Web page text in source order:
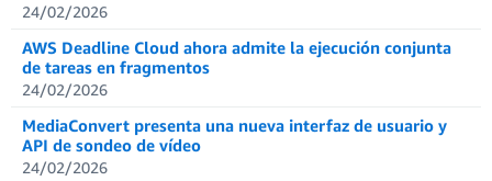
24/02/2026
AWS Deadline Cloud ahora admite la ejecución conjunta
de tareas en fragmentos
24/02/2026
MediaConvert presenta una nueva interfaz de usuario y
API de sondeo de vídeo
24/02/2026